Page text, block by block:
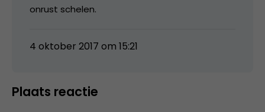
onrust schelen.
4 oktober 2017 om 15:21
Plaats reactie